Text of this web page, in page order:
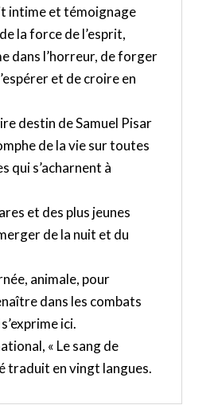
intime et témoignage
la force de l’esprit,
dans l’horreur, de forger
et de croire en
destin de Samuel Pisar
de la vie sur toutes
qui s’acharnent à
et des plus jeunes
de la nuit et du
animale, pour
dans les combats
ici.
« Le sang de
traduit en vingt langues.